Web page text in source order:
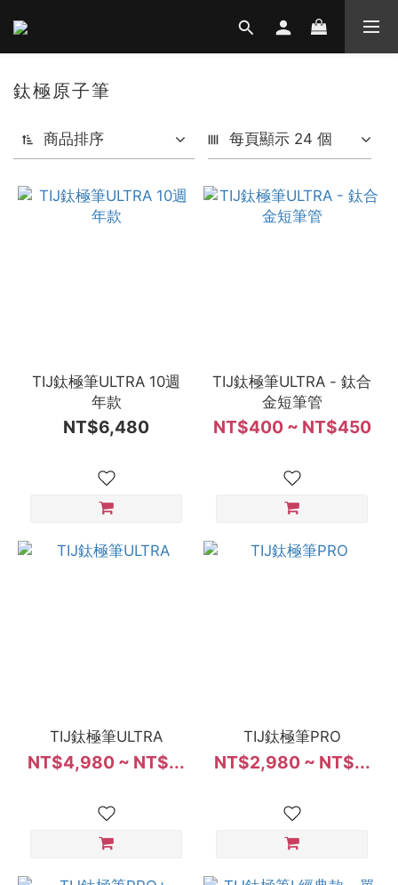
鈦極原子筆
商品排序 每頁顯示 24 個
TIJ鈦極筆ULTRA 10週
年款
NT$6,480
TIJ鈦極筆ULTRA - 鈦合
金短筆管
NT$400 ~ NT$450
TIJ鈦極筆ULTRA
NT$4,980 ~ NT$...
TIJ鈦極筆PRO
NT$2,980 ~ NT$...